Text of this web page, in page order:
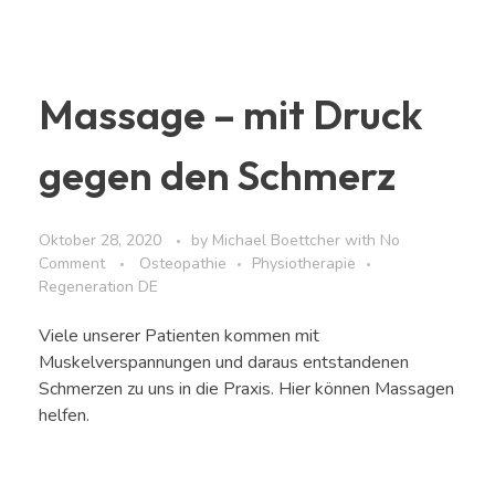
Massage – mit Druck
gegen den Schmerz
Oktober 28, 2020 by Michael Boettcher with No
Comment
Osteopathie
Physiotherapie
Regeneration DE
Viele unserer Patienten kommen mit
Muskelverspannungen und daraus entstandenen
Schmerzen zu uns in die Praxis. Hier können Massagen
helfen.